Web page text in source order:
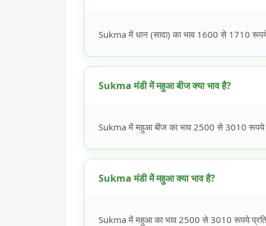
Sukma में धान (सादा) का भाव 1600 से 1710
Sukma मंडी में महुआ बीज क्या भाव है?
Sukma में महुआ बीज का भाव 2500 से 3010 रूपये
Sukma मंडी में महुआ क्या भाव है?
Sukma में महुआ का भाव 2500 से 3010 रूपये